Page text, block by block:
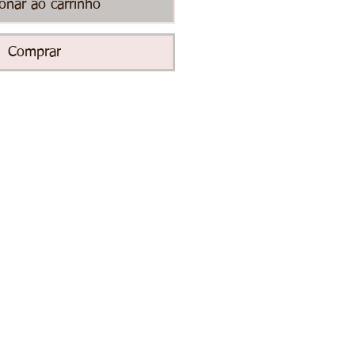
ao carrinho
Comprar